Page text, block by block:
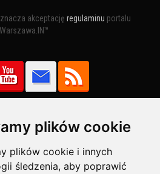
plików cookie
plików cookie i innych
śledzenia, aby poprawić
akceptację regulaminu portalu
Warszawa.IN™
Płatności obsługuje: